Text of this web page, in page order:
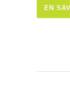
EN